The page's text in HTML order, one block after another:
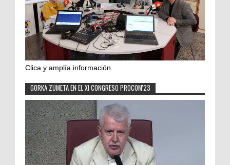
Clica y amplía información
GORKA ZUMETA EN EL XI CONGRESO PROCOM'23